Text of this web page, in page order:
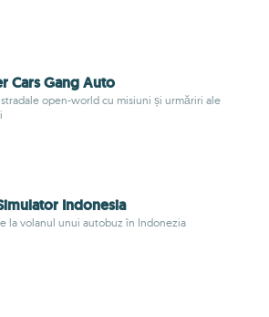
Cars Gang Auto
open-world cu misiuni și urmăriri ale
Indonesia
la volanul unui autobuz în Indonezia